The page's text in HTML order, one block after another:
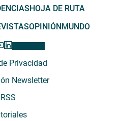
HOJA DE RUTA
OPINIÓNMUNDO
Privacidad
Newsletter
RSS